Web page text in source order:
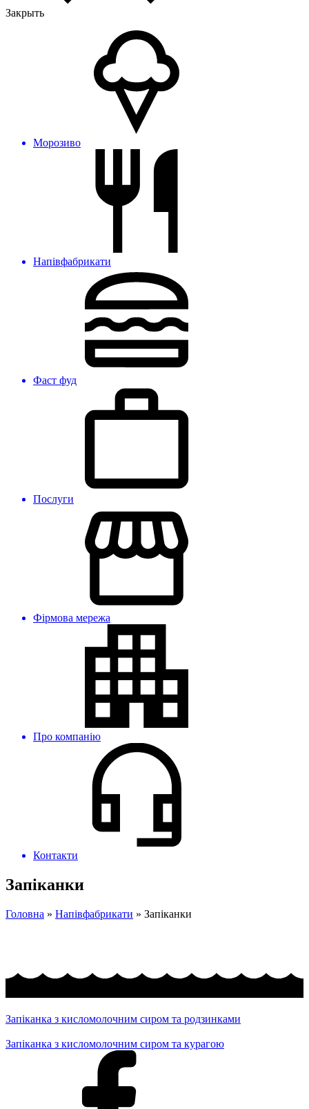
Закрыть
Морозиво
Напівфабрикати
Фаст фуд
Послуги
Фірмова мережа
Про компанію
Контакти
Запіканки
Головна » Напівфабрикати » Запіканки
Запіканка з кисломолочним сиром та родзинками
Запіканка з кисломолочним сиром та курагою